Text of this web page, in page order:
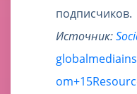
подписчиков.
Источник: